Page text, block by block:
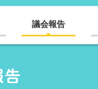
議会報告